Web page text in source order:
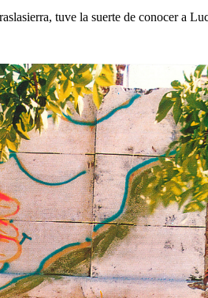
tuve la suerte de conocer a